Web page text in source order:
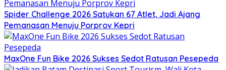
Spider Challenge 2026 Satukan 67 Atlet, Jadi Ajang
Pemanasan Menuju Porprov Kepri
MaxOne Fun Bike 2026 Sukses Sedot Ratusan Pesepeda